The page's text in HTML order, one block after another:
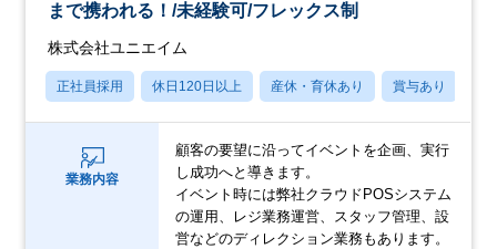
まで携われる！/未経験可/フレックス制
株式会社ユニエイム
正社員採用 休日120日以上 産休・育休あり 賞与あり
業務内容
顧客の要望に沿ってイベントを企画、実行
し成功へと導きます。
イベント時には弊社クラウドPOSシステム
の運用、レジ業務運営、スタッフ管理、設
営などのディレクション業務もあります。